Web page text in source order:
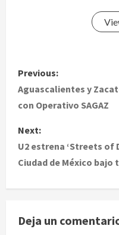
P
o
t
n
a
v
Previous:
Aguascalientes y
con Operativo SAGAZ
Next:
U2 estrena ‘Streets of
Ciudad de México bajo
Deja un